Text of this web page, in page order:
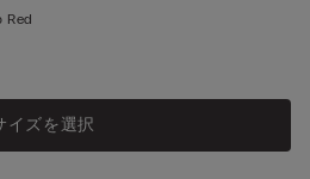
Red
イズを選択